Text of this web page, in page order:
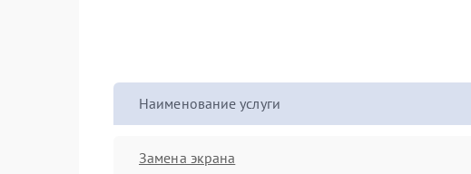
Наименование услуги
Замена экрана